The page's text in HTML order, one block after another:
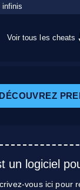
Voir tous les cheats
DÉCOUVREZ
un logiciel
vous ici pour